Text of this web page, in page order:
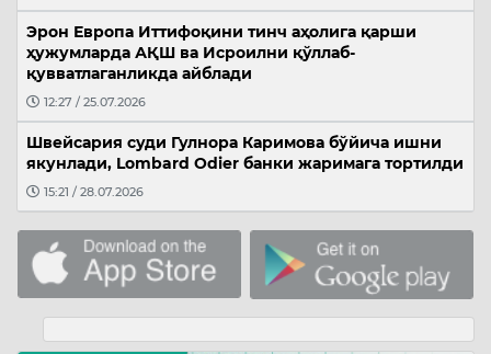
Эрон Европа Иттифоқини тинч аҳолига қарши
ҳужумларда АҚШ ва Исроилни қўллаб-
қувватлаганликда айблади
12:27 / 25.07.2026
Швейсария суди Гулнора Каримова бўйича ишни
якунлади, Lombard Odier банки жаримага тортилди
15:21 / 28.07.2026